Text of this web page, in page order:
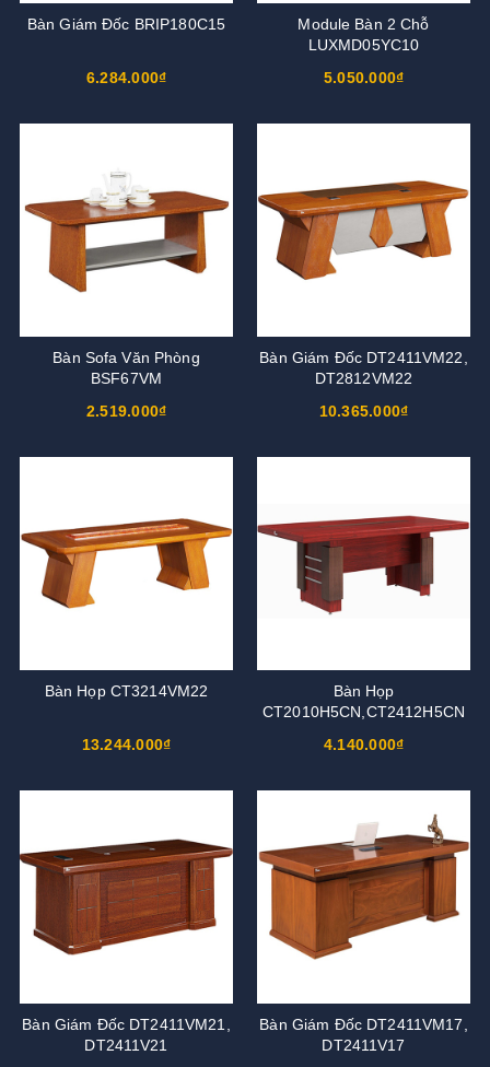
Bàn Giám Đốc BRIP180C15
6.284.000₫
Module Bàn 2 Chỗ
LUXMD05YC10
5.050.000₫
Bàn Sofa Văn Phòng
BSF67VM
2.519.000₫
Bàn Giám Đốc DT2411VM22,
DT2812VM22
10.365.000₫
Bàn Họp CT3214VM22
13.244.000₫
Bàn Họp
CT2010H5CN,CT2412H5CN
4.140.000₫
Bàn Giám Đốc DT2411VM21,
DT2411V21
Bàn Giám Đốc DT2411VM17,
DT2411V17